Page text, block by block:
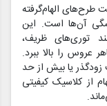
طرح‌های الهام‌گرفته
آن‌ها است. این
توری‌های ظریف،
عروس را بالا ببرد.
یا بیش از حد
از کلاسیک کیفیتی